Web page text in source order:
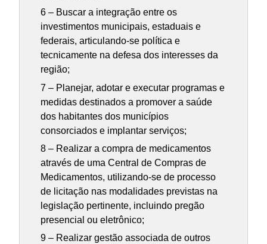
6 – Buscar a integração entre os
investimentos municipais, estaduais e
federais, articulando-se política e
tecnicamente na defesa dos interesses da
região;
7 – Planejar, adotar e executar programas e
medidas destinados a promover a saúde
dos habitantes dos municípios
consorciados e implantar serviços;
8 – Realizar a compra de medicamentos
através de uma Central de Compras de
Medicamentos, utilizando-se de processo
de licitação nas modalidades previstas na
legislação pertinente, incluindo pregão
presencial ou eletrônico;
9 – Realizar gestão associada de outros